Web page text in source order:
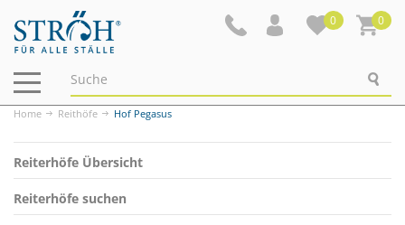
0 0
Navigation
ein-/ausblenden
Home Reithöfe Hof Pegasus
Reiterhöfe Übersicht
Reiterhöfe suchen